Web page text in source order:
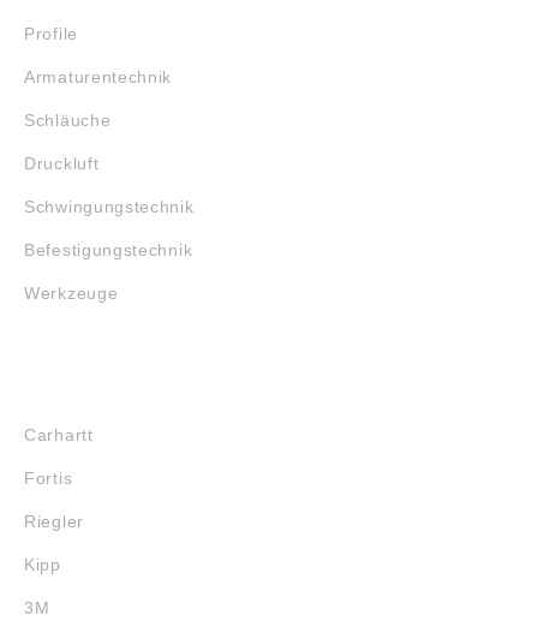
Profile
Armaturentechnik
Schläuche
Druckluft
Schwingungstechnik
Befestigungstechnik
Werkzeuge
Carhartt
Fortis
Riegler
Kipp
3M